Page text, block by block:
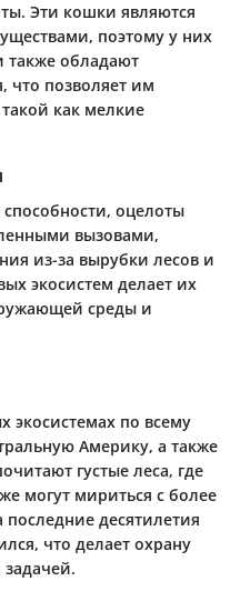
Эти кошки являются
поэтому у них
также обладают
позволяет им
как мелкие
оцелоты
вызовами,
из-за вырубки лесов и
экосистем делает их
среды и
экосистемах по всему
Америку, а также
густые леса, где
могут мириться с более
десятилетия
что делает охрану